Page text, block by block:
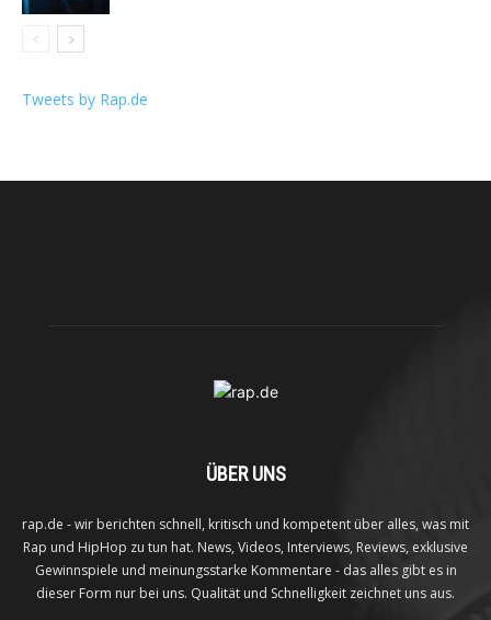
Tweets by Rap.de
ÜBER UNS
rap.de - wir berichten schnell, kritisch und kompetent über alles, was mit
Rap und HipHop zu tun hat. News, Videos, Interviews, Reviews, exklusive
Gewinnspiele und meinungsstarke Kommentare - das alles gibt es in
dieser Form nur bei uns. Qualität und Schnelligkeit zeichnet uns aus.